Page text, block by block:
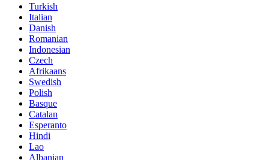
Turkish
Italian
Danish
Romanian
Indonesian
Czech
Afrikaans
Swedish
Polish
Basque
Catalan
Esperanto
Hindi
Lao
Albanian